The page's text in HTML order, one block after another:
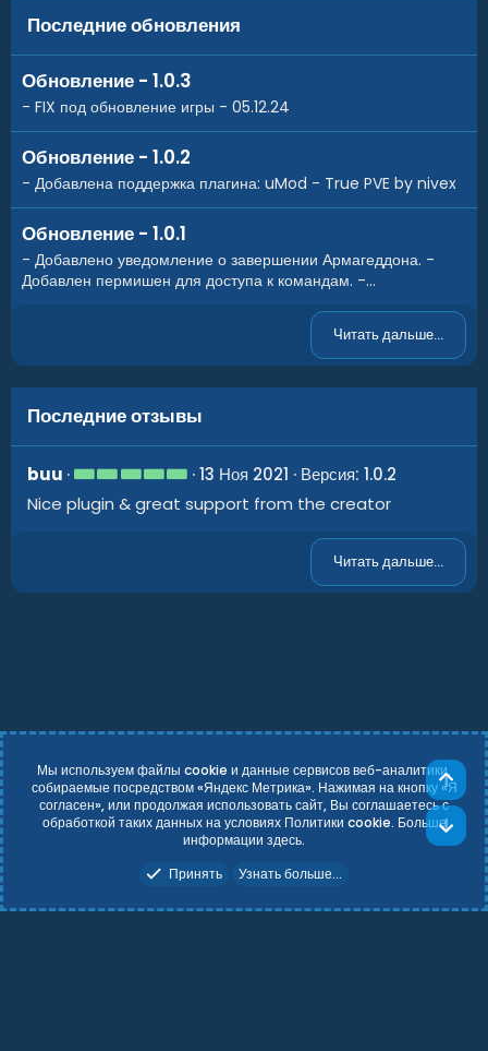
Последние обновления
Обновление - 1.0.3
- FIX под обновление игры - 05.12.24
Обновление - 1.0.2
- Добавлена поддержка плагина: uMod - True PVE by nivex
Обновление - 1.0.1
- Добавлено уведомление о завершении Армагеддона. -
Добавлен пермишен для доступа к командам. -...
Читать дальше...
Последние отзывы
buu 5
0
з
13 Ноя 2021
Версия: 1.0.2
Nice plugin & great support from the creator
Читать дальше...
Russian (RU)
Условия и правила
Политика конфиденциальности
Справка Главная
R
Мы используем файлы cookie и данные сервисов веб-аналитики,
собираемые посредством «Яндекс Метрика». Нажимая на кнопку «Я
согласен», или продолжая использовать сайт, Вы соглашаетесь с
обработкой таких данных на условиях Политики cookie. Больше
информации здесь.
Принять
Узнать больше...